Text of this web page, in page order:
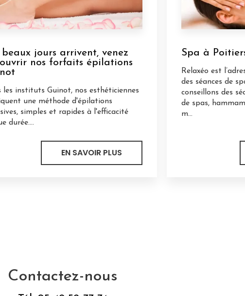
beaux jours arrivent, venez
nos forfaits épilations
les instituts Guinot, nos esthéticiennes
une méthode d'épilations
simples et rapides à l'efficacité
durée....
EN SAVOIR PLUS
Spa à
Relaxéo est
des séances de
conseillons des
de spas,
m...
Contactez-nous